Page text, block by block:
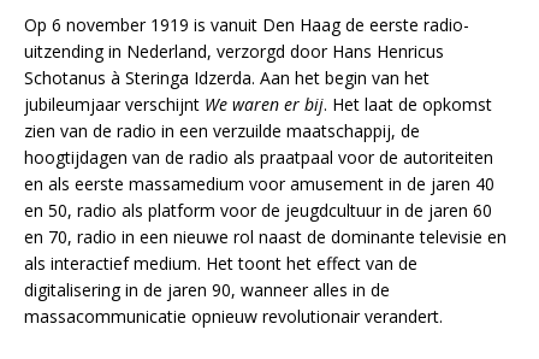
Op 6 november 1919 is vanuit Den Haag de eerste radio-
uitzending in Nederland, verzorgd door Hans Henricus
Schotanus à Steringa Idzerda. Aan het begin van het
jubileumjaar verschijnt We waren er bij. Het laat de opkomst
zien van de radio in een verzuilde maatschappij, de
hoogtijdagen van de radio als praatpaal voor de autoriteiten
en als eerste massamedium voor amusement in de jaren 40
en 50, radio als platform voor de jeugdcultuur in de jaren 60
en 70, radio in een nieuwe rol naast de dominante televisie en
als interactief medium. Het toont het effect van de
digitalisering in de jaren 90, wanneer alles in de
massacommunicatie opnieuw revolutionair verandert.